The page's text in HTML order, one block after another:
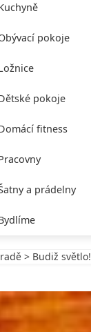
pokoje
pokoje
fitness
a prádelny
> Budiž světlo!